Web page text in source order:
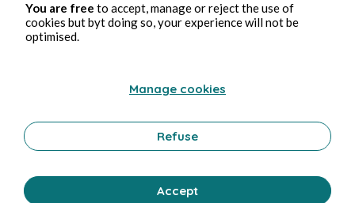
Nov 4, 2024 12 min de lectura
BALADE EN CIMETIÈRE
0 Comment 1 Repost
Gand Laetitiain L'heure poétique
You are free to accept, manage or reject the use of
cookies but byt doing so, your experience will not be
optimised.
Manage cookies
Refuse
Accept